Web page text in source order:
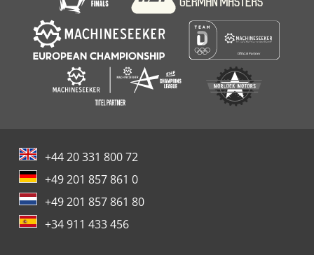
+44 20 331 800 72
+49 201 857 861 0
+49 201 857 861 80
+34 911 433 456